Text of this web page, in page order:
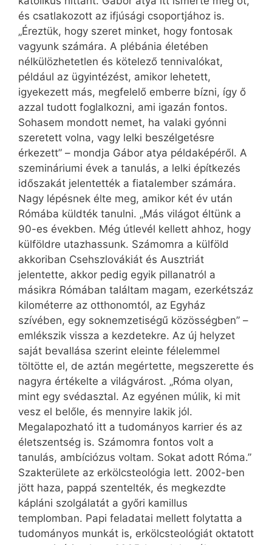
és csatlakozott az ifjúsági csoportjához is.
„Éreztük, hogy szeret minket, hogy fontosak
vagyunk számára. A plébánia életében
nélkülözhetetlen és kötelező tennivalókat,
például az ügyintézést, amikor lehetett,
igyekezett más, megfelelő emberre bízni, így ő
azzal tudott foglalkozni, ami igazán fontos.
Sohasem mondott nemet, ha valaki gyónni
szeretett volna, vagy lelki beszélgetésre
érkezett” – mondja Gábor atya példaképéről. A
szemináriumi évek a tanulás, a lelki építkezés
időszakát jelentették a fiatalember számára.
Nagy lépésnek élte meg, amikor két év után
Rómába küldték tanulni. „Más világot éltünk a
90-es években. Még útlevél kellett ahhoz, hogy
külföldre utazhassunk. Számomra a külföld
akkoriban Csehszlovákiát és Ausztriát
jelentette, akkor pedig egyik pillanatról a
másikra Rómában találtam magam, ezerkétszáz
kilométerre az otthonomtól, az Egyház
szívében, egy soknemzetiségű közösségben” –
emlékszik vissza a kezdetekre. Az új helyzet
saját bevallása szerint eleinte félelemmel
töltötte el, de aztán megértette, megszerette és
nagyra értékelte a világvárost. „Róma olyan,
mint egy svédasztal. Az egyénen múlik, ki mit
vesz el belőle, és mennyire lakik jól.
Megalapozható itt a tudományos karrier és az
életszentség is. Számomra fontos volt a
tanulás, ambíciózus voltam. Sokat adott Róma.”
Szakterülete az erkölcsteológia lett. 2002-ben
jött haza, pappá szentelték, és megkezdte
kápláni szolgálatát a győri kamillus
templomban. Papi feladatai mellett folytatta a
tudományos munkát is, erkölcsteológiát oktatott